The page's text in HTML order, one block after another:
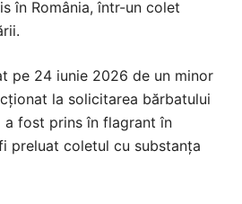
în România, într-un colet
pe 24 iunie 2026 de un minor
la solicitarea bărbatului
a fost prins în flagrant în
preluat coletul cu substanța